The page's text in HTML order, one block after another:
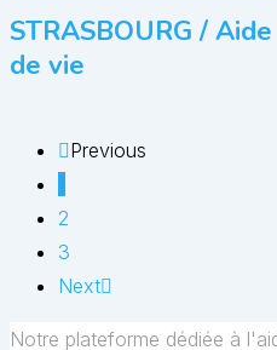
STRASBOURG /
de vie
Previous
2
3
Next
Notre plateforme dédiée à